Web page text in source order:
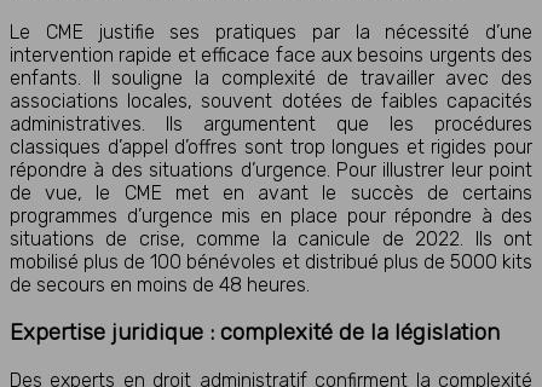
Le CME justifie ses pratiques par la nécessité d’une
intervention rapide et efficace face aux besoins urgents des
enfants. Il souligne la complexité de travailler avec des
associations locales, souvent dotées de faibles capacités
administratives. Ils argumentent que les procédures
classiques d’appel d’offres sont trop longues et rigides pour
répondre à des situations d’urgence. Pour illustrer leur point
de vue, le CME met en avant le succès de certains
programmes d’urgence mis en place pour répondre à des
situations de crise, comme la canicule de 2022. Ils ont
mobilisé plus de 100 bénévoles et distribué plus de 5000 kits
de secours en moins de 48 heures.
Expertise juridique : complexité de la législation
Des experts en droit administratif confirment la complexité